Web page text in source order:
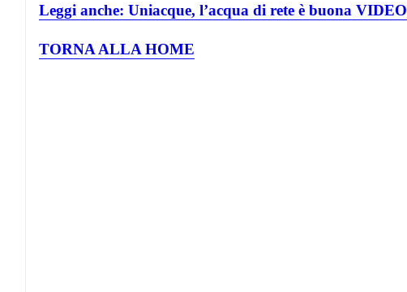
Leggi anche: Uniacque, l’acqua di rete è buona VIDEO
TORNA ALLA HOME